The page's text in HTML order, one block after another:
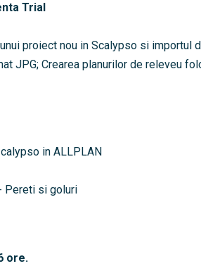
Trial
proiect nou in Scalypso si importul
JPG; Crearea planurilor de releveu
in ALLPLAN
Pereti si goluri
ore.